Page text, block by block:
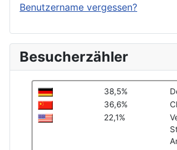
Benutzername vergessen?
Besucherzähler
38,5%
36,6%
22,1%